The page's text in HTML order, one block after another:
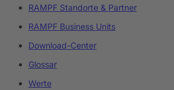
RAMPF Standorte & Partner
RAMPF Business Units
Download-Center
Glossar
Werte